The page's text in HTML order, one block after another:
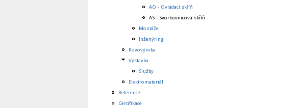
AO - Ovládací skříň
AS - Svorkovnicová skříň
Montáže
Inženýring
Kovovýroba
Výstavba
Služby
Elektromateriál
Reference
Certifikace